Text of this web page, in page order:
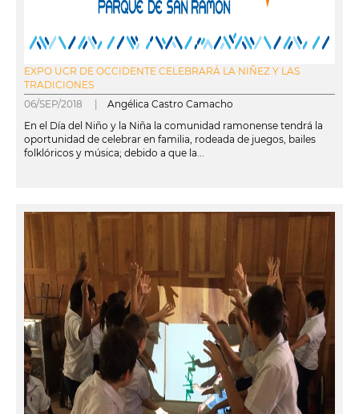
EXPO UCR DE OCCIDENTE CELEBRARÁ LA NIÑEZ Y LAS
TRADICIONES
06/SEP/2018 | Angélica Castro Camacho
En el Día del Niño y la Niña la comunidad ramonense tendrá la
oportunidad de celebrar en familia, rodeada de juegos, bailes
folklóricos y música; debido a que la...